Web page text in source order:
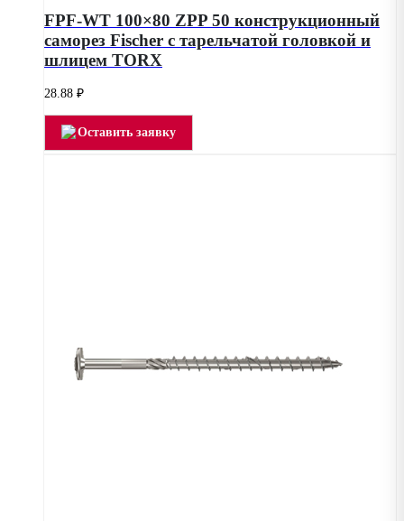
FPF-WT 100×80 ZPP 50 конструкционный
саморез Fischer с тарельчатой головкой и
шлицем TORX
28.88 ₽
Оставить заявку